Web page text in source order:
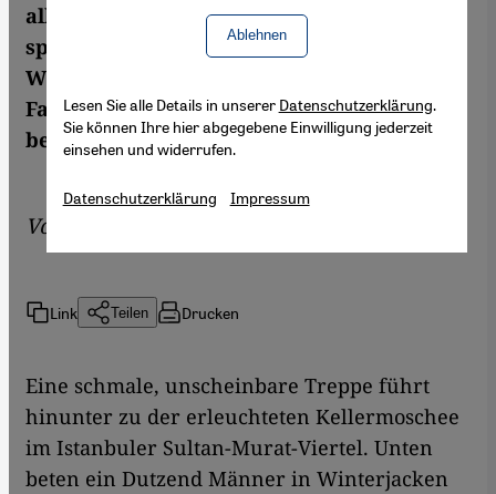
allein wegen ihres Glaubens in Lager
sperren. Naomi Conrad hat einen
Whistleblower getroffen und
Familienangehörige von Gefangenen
besucht.
Von
Link Teilen Drucken
Eine schmale, unscheinbare Treppe führt
hinunter zu der erleuchteten Kellermoschee
im Istanbuler Sultan-Murat-Viertel. Unten
beten ein Dutzend Männer in Winterjacken
Ablehnen
Lesen Sie alle Details in unserer Datenschutzerklärung.
Sie können Ihre hier abgegebene Einwilligung jederzeit
einsehen und widerrufen.
Datenschutzerklärung Impressum